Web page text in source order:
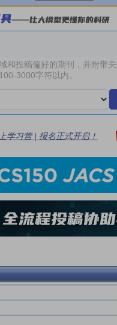
学习营 | 报名正式开启！